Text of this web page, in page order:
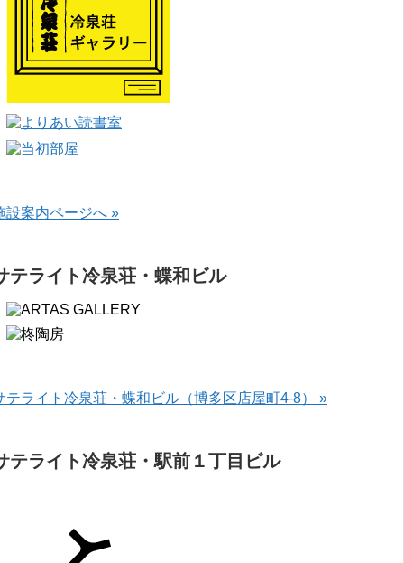
設案内ページへ »
テライト冷泉荘・蝶和ビル
テライト冷泉荘・蝶和ビル（博多区店屋町4-8） »
テライト冷泉荘・駅前１丁目ビル